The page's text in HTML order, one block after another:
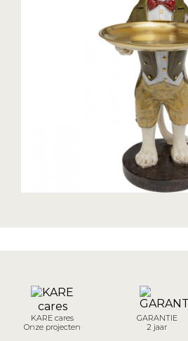
KARE cares
Onze projecten
GARANTIE
2 jaar